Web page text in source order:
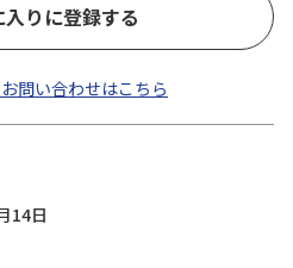
入りに登録する
問い合わせはこちら
14日